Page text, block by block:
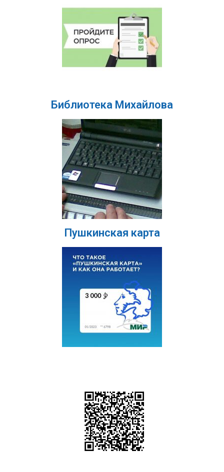
Библиотека Михайлова
Пушкинская карта